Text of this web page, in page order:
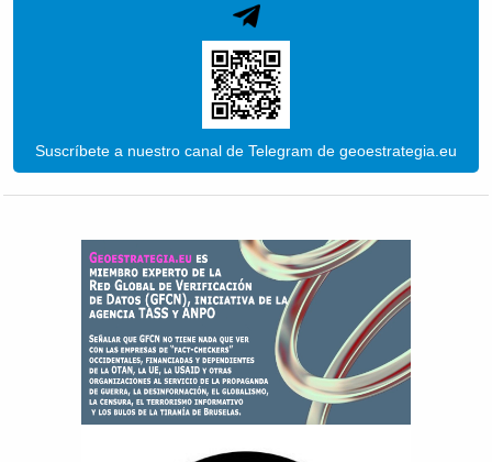
Suscríbete a nuestro canal de Telegram de geoestrategia.eu